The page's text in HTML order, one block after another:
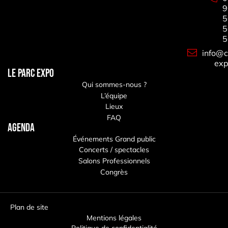
LE PARC EXPO
Qui sommes-nous ?
L’équipe
Lieux
FAQ
Agenda
Événements Grand public
Concerts / spectacles
Salons Professionnels
Congrès
Plan de site
Mentions légales